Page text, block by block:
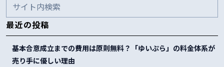
最近の投稿
基本合意成立までの費用は原則無料？「ゆいぷら」の料金体系が
売り手に優しい理由